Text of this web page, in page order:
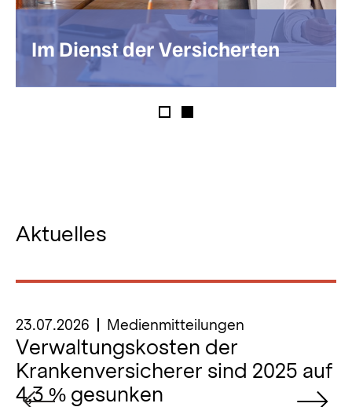
Im Dienst der Versicherten
Aktuelles
23.07.2026 Medienmitteilungen
Verwaltungskosten der
Krankenversicherer sind 2025 auf
4,3 % gesunken